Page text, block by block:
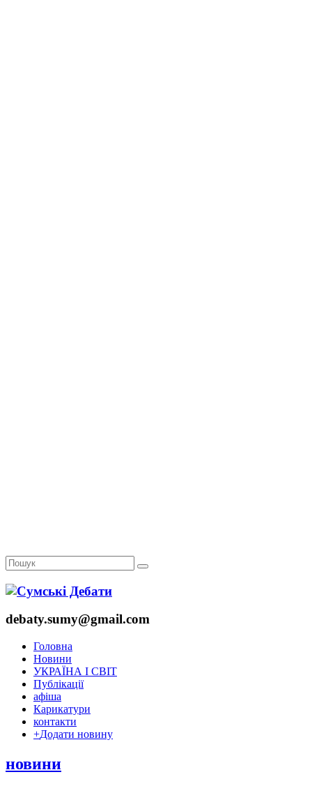
debaty.sumy@gmail.com
Головна
Новини
УКРАЇНА І СВІТ
Публікації
афіша
Карикатури
контакти
+Додати новину
новини